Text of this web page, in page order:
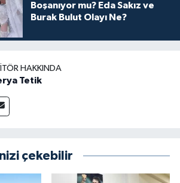
Boşanıyor mu? Eda Sakız ve
Burak Bulut Olayı Ne?
HAKKINDA
Tetik
çekebilir